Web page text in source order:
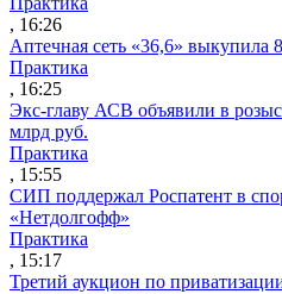
, 16:26
Аптечная сеть «36,6» выкупила
Практика
, 16:25
Экс-главу АСВ объявили в
млрд руб.
Практика
, 15:55
СИП поддержал Роспатент в
«Нетдолгофф»
Практика
, 15:17
Третий аукцион по